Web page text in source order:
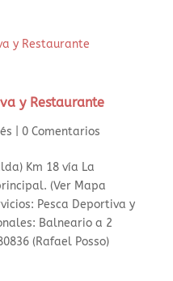
y Restaurante
0 Comentarios
Km 18 vía La
(Ver Mapa
Pesca Deportiva y
Balneario a 2
(Rafael Posso)